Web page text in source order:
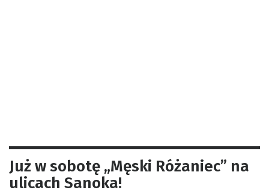
Już w sobotę „Męski Różaniec” na
ulicach Sanoka!